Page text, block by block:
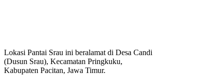
Lokasi Pantai Srau ini beralamat di Desa Candi
(Dusun Srau), Kecamatan Pringkuku,
Kabupaten Pacitan, Jawa Timur.